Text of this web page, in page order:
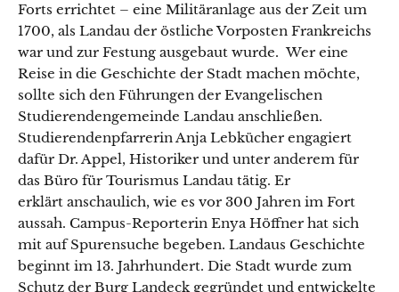
Forts errichtet – eine Militäranlage aus der Zeit um
1700, als Landau der östliche Vorposten Frankreichs
war und zur Festung ausgebaut wurde. Wer eine
Reise in die Geschichte der Stadt machen möchte,
sollte sich den Führungen der Evangelischen
Studierendengemeinde Landau anschließen.
Studierendenpfarrerin Anja Lebkücher engagiert
dafür Dr. Appel, Historiker und unter anderem für
das Büro für Tourismus Landau tätig. Er
erklärt anschaulich, wie es vor 300 Jahren im Fort
aussah. Campus-Reporterin Enya Höffner hat sich
mit auf Spurensuche begeben. Landaus Geschichte
beginnt im 13. Jahrhundert. Die Stadt wurde zum
Schutz der Burg Landeck gegründet und entwickelte